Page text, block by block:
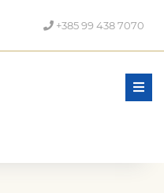
+385 99 438 7070